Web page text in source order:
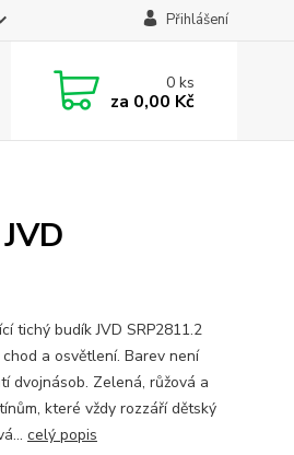
Přihlášení
0ks
za 0,00 Kč
tichý budík JVD SRP2811.2
a osvětlení. Barev není
dvojnásob. Zelená, růžová a
které vždy rozzáří dětský
celý popis